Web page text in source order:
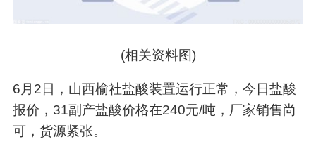
(相关资料图)
6月2日，山西榆社盐酸装置运行正常，今日盐酸
报价，31副产盐酸价格在240元/吨，厂家销售尚
可，货源紧张。